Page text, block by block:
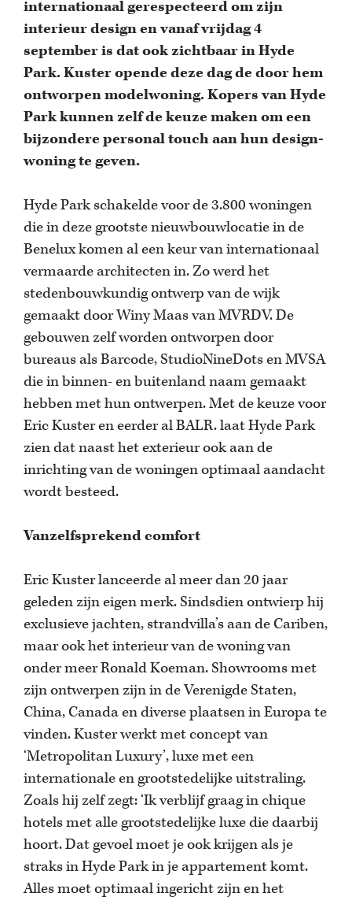
internationaal gerespecteerd om zijn
interieur design en vanaf vrijdag 4
september is dat ook zichtbaar in Hyde
Park. Kuster opende deze dag de door hem
ontworpen modelwoning. Kopers van Hyde
Park kunnen zelf de keuze maken om een
bijzondere personal touch aan hun design-
woning te geven.
Hyde Park schakelde voor de 3.800 woningen
die in deze grootste nieuwbouwlocatie in de
Benelux komen al een keur van internationaal
vermaarde architecten in. Zo werd het
stedenbouwkundig ontwerp van de wijk
gemaakt door Winy Maas van MVRDV. De
gebouwen zelf worden ontworpen door
bureaus als Barcode, StudioNineDots en MVSA
die in binnen- en buitenland naam gemaakt
hebben met hun ontwerpen. Met de keuze voor
Eric Kuster en eerder al BALR. laat Hyde Park
zien dat naast het exterieur ook aan de
inrichting van de woningen optimaal aandacht
wordt besteed.
Vanzelfsprekend comfort
Eric Kuster lanceerde al meer dan 20 jaar
geleden zijn eigen merk. Sindsdien ontwierp hij
exclusieve jachten, strandvilla’s aan de Cariben,
maar ook het interieur van de woning van
onder meer Ronald Koeman. Showrooms met
zijn ontwerpen zijn in de Verenigde Staten,
China, Canada en diverse plaatsen in Europa te
vinden. Kuster werkt met concept van
‘Metropolitan Luxury’, luxe met een
internationale en grootstedelijke uitstraling.
Zoals hij zelf zegt: ‘Ik verblijf graag in chique
hotels met alle grootstedelijke luxe die daarbij
hoort. Dat gevoel moet je ook krijgen als je
straks in Hyde Park in je appartement komt.
Alles moet optimaal ingericht zijn en het